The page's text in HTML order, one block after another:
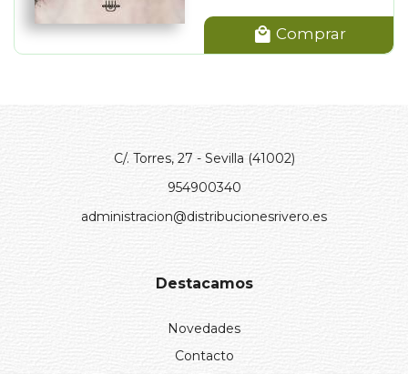
Comprar
C/. Torres, 27 - Sevilla (41002)
954900340
administracion@distribucionesrivero.es
Destacamos
Novedades
Contacto